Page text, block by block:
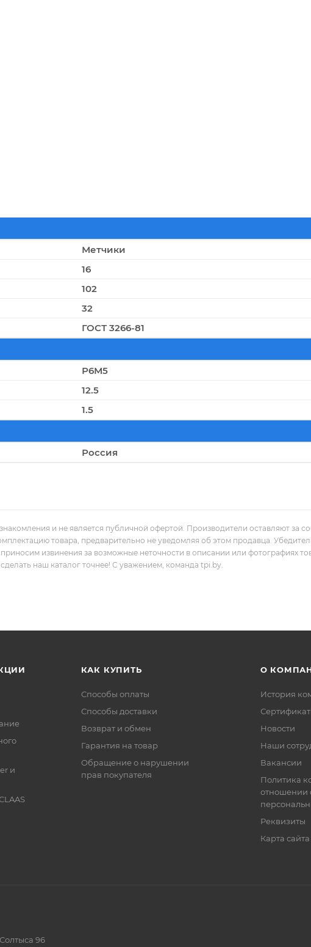
Метчики
16
102
32
ГОСТ 3266-81
Р6М5
12.5
1.5
Россия
и не является публичной офертой. Производители оставляют за
товара, предварительно не уведомляя об этом продавца.
извинения за возможные неточности в описании или фотографиях
наш каталог точнее! С уважением, команда tpi.by.
и
КАК КУПИТЬ
Способы оплаты
Способы доставки
Возврат и обмен
Гарантия на товар
Обращение о нарушении
прав покупателя
О
История
Новости
Наши
Вакансии
Политика
отношении
Реквизиты
Карта сайта
96